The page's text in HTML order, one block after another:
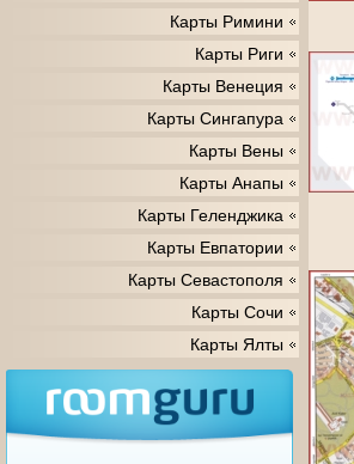
Карты Римини
Карты Риги
Карты Венеция
Карты Сингапура
Карты Вены
Карты Анапы
Карты Геленджика
Карты Евпатории
Карты Севастополя
Карты Сочи
Карты Ялты